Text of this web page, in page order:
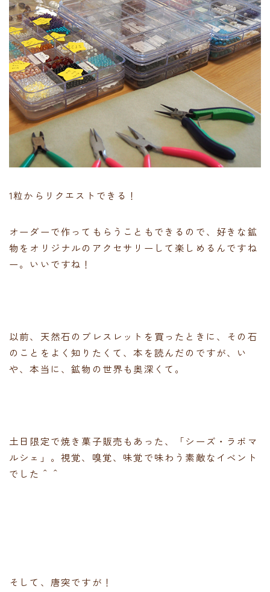
1粒からリクエストできる！
オーダーで作ってもらうこともできるので、好きな鉱
物をオリジナルのアクセサリーして楽しめるんですね
ー。いいですね！
以前、天然石のブレスレットを買ったときに、その石
のことをよく知りたくて、本を読んだのですが、い
や、本当に、鉱物の世界も奥深くて。
土日限定で焼き菓子販売もあった、「シーズ・ラボマ
ルシェ」。視覚、嗅覚、味覚で味わう素敵なイベント
でした＾＾
そして、唐突ですが！